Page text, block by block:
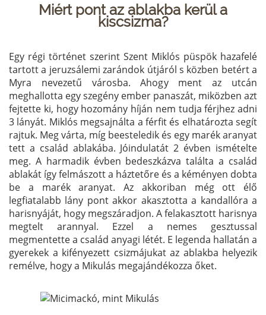
Miért pont az ablakba kerül a
kiscsizma?
Egy régi történet szerint Szent Miklós püspök hazafelé
tartott a jeruzsálemi zarándok útjáról s közben betért a
Myra nevezetű városba. Ahogy ment az utcán
meghallotta egy szegény ember panaszát, miközben azt
fejtette ki, hogy hozomány híján nem tudja férjhez adni
3 lányát. Miklós megsajnálta a férfit és elhatározta segít
rajtuk. Meg várta, míg beesteledik és egy marék aranyat
tett a család ablakába. Jóindulatát 2 évben ismételte
meg. A harmadik évben bedeszkázva találta a család
ablakát így felmászott a háztetőre és a kéményen dobta
be a marék aranyat. Az akkoriban még ott élő
legfiatalabb lány pont akkor akasztotta a kandallóra a
harisnyáját, hogy megszáradjon. A felakasztott harisnya
megtelt arannyal. Ezzel a nemes gesztussal
megmentette a család anyagi létét. E legenda hallatán a
gyerekek a kifényezett csizmájukat az ablakba helyezik
remélve, hogy a Mikulás megajándékozza őket.